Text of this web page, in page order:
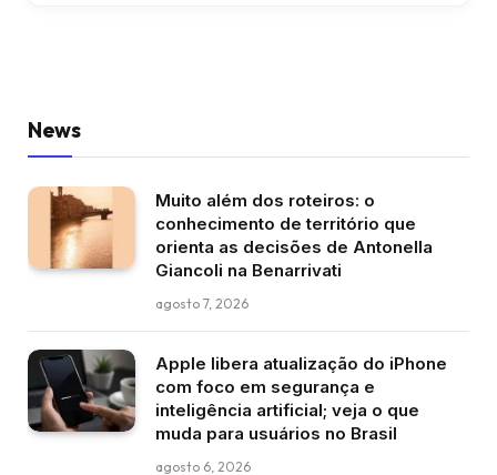
News
Muito além dos roteiros: o
conhecimento de território que
orienta as decisões de Antonella
Giancoli na Benarrivati
agosto 7, 2026
Apple libera atualização do iPhone
com foco em segurança e
inteligência artificial; veja o que
muda para usuários no Brasil
agosto 6, 2026